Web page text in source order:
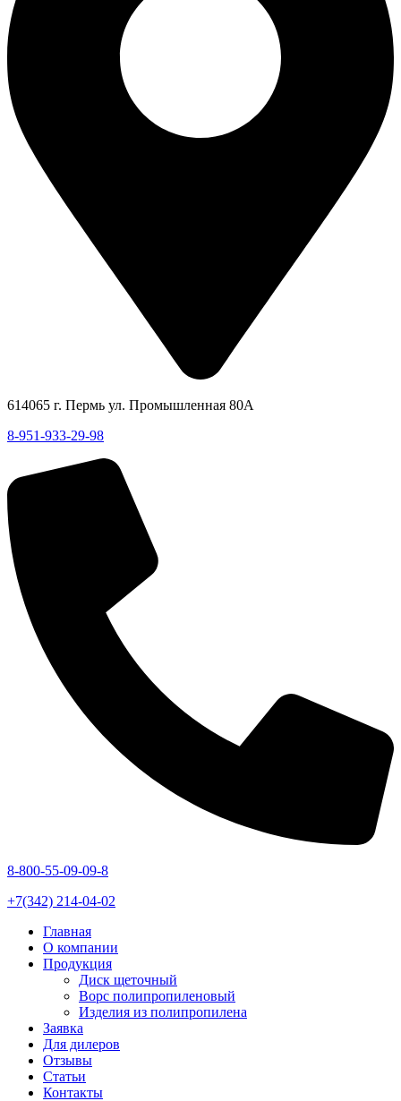
614065 г. Пермь ул. Промышленная 80А
8-951-933-29-98
8-800-55-09-09-8
+7(342) 214-04-02
Главная
О компании
Продукция
Диск щеточный
Ворс полипропиленовый
Изделия из полипропилена
Заявка
Для дилеров
Отзывы
Статьи
Контакты